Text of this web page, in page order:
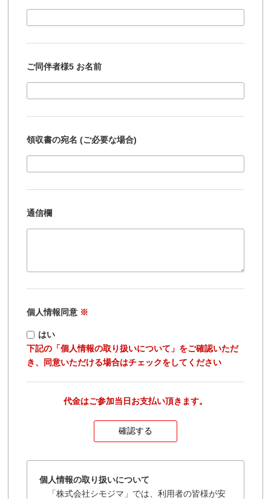
ご同伴者様5 お名前
領収書の宛名 (ご必要な場合)
通信欄
個人情報同意 ※
はい
下記の「個人情報の取り扱いについて」をご確認いただ
き、同意いただける場合はチェックをしてください
代金はご参加当日お支払い頂きます。
個人情報の取り扱いについて
「株式会社シモジマ」では、利用者の皆様が安